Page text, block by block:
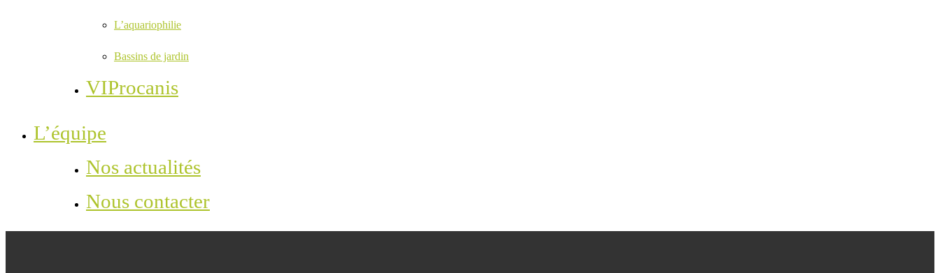
L’aquariophilie
Bassins de jardin
VIProcanis
L’équipe
Nos actualités
Nous contacter